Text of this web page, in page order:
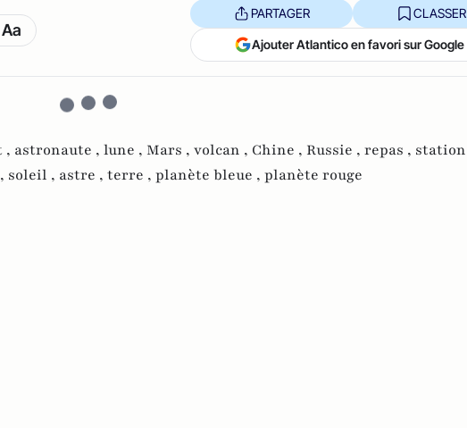
Aa
PARTAGER CLASSER
Ajouter Atlantico en favori sur Google
, astronaute , lune , Mars , volcan , Chine , Russie , repas , station
soleil , astre , terre , planète bleue , planète rouge